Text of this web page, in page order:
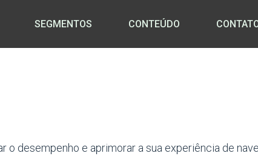
SEGMENTOS CONTEÚDO
o desempenho e aprimorar a sua experiência de